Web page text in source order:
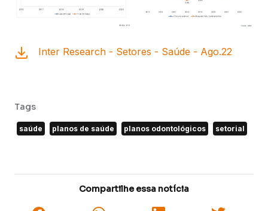
Inter Research - Setores - Saúde - Ago.22
Tags
saúde planos de saúde planos odontológicos setorial
Compartilhe essa notícia